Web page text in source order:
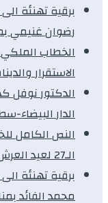
برقية تهنئة
رضوان غنيمي
الخطاب الملكي
الاستقرار
الدار البيضاء-
النص الكامل
الـ27 لعيد العرش المجيد
برقية تهنئة
محمد الفائد